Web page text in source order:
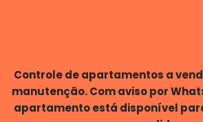
Controle de apartamentos a
manutenção. Com aviso por
apartamento está disponível